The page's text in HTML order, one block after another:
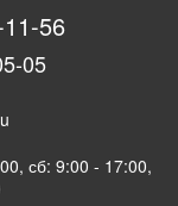
56
05
сб: 9:00 - 17:00,